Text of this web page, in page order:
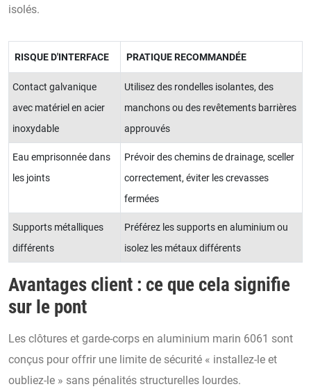
isolés.
RISQUE D'INTERFACE PRATIQUE RECOMMANDÉE
Contact galvanique
avec matériel en acier
inoxydable
Utilisez des rondelles isolantes, des
manchons ou des revêtements barrières
approuvés
Eau emprisonnée dans
les joints
Prévoir des chemins de drainage, sceller
correctement, éviter les crevasses
fermées
Supports métalliques
différents
Préférez les supports en aluminium ou
isolez les métaux différents
Avantages client : ce que cela signifie
sur le pont
Les clôtures et garde-corps en aluminium marin 6061 sont
conçus pour offrir une limite de sécurité « installez-le et
oubliez-le » sans pénalités structurelles lourdes.